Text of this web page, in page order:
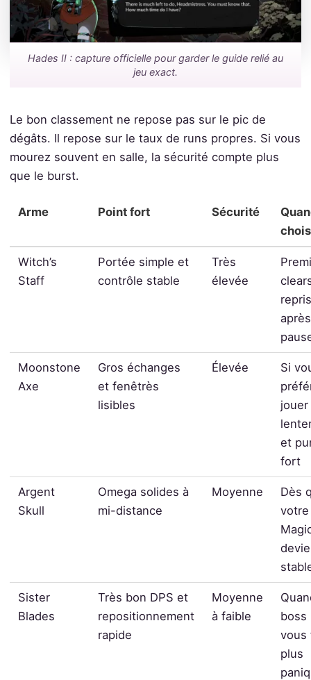
Hades II : capture officielle pour garder le guide relié au
jeu exact.
Le bon classement ne repose pas sur le pic de
dégâts. Il repose sur le taux de runs propres. Si vous
mourez souvent en salle, la sécurité compte plus
que le burst.
Arme Point fort Sécurité
Witch’s
Staff
Portée simple et
contrôle stable
Très
élevée
Moonstone
Axe
Gros échanges
et fenêtrès
lisibles
Élevée
Si
jouer
et
fort
Argent
Skull
Omega solides à
mi-distance
Moyenne
Dès
votre
Sister
Blades
Très bon DPS et
repositionnement
rapide
Moyenne
à faible
boss
vous
plus